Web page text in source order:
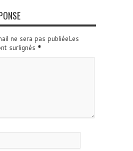
ne sera pas publiéeLes
surlignés *